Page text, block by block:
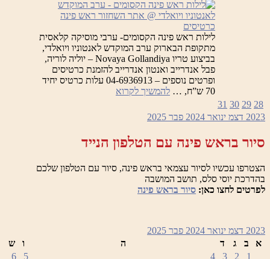
כרטיסים
לילות ראש פינה הקסומים- ערבי מוסיקה קלאסית
מתקופת הבארוק ערב המוקדש לאנטוניו ויואלדי,
בביצוע טריו Novaya Gollandiya – יוליה לוריה,
פבל אנדרייב ואנטון אנדרייב להזמנת כרטיסים
ופרטים נוספים – 04-6936913 עלות כרטיס יחיד
70 ש”ח, …
להמשיך לקרוא
ערב
לאנטוניו
28
29
30
31
2023 דצמ ינואר 2024 פבר 2025
סיור בראש פינה עם הטלפון הנייד
הצטרפו עכשיו לסיור עצמאי בראש פינה, סיור עם הטלפון שלכם
בהדרכת יוסי סלס, תושב המושבה
לפרטים לחצו כאן: סיור בראש פינה
2023 דצמ ינואר 2024 פבר 2025
א
ב ג ד ה ו
ש
1
2
3
4
5
6